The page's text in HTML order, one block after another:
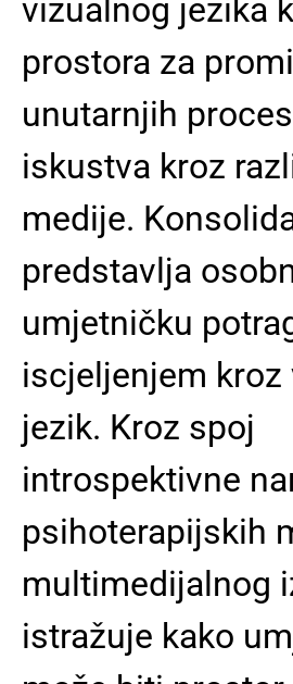
vizualnog jezika
prostora za
unutarnjih
iskustva kroz
medije.
predstavlja
umjetničku
iscjeljenjem kroz
jezik. Kroz spoj
introspektivne
psihoterapijskih
multimedijalnog
istražuje kako